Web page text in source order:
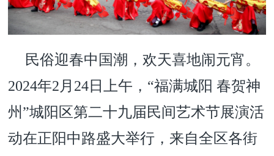
民俗迎春中国潮，欢天喜地闹元宵。
2024年2月24日上午，“福满城阳 春贺神
州”城阳区第二十九届民间艺术节展演活
动在正阳中路盛大举行，来自全区各街